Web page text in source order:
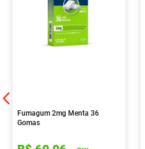
Fumagum 2mg Menta 36
Gomas